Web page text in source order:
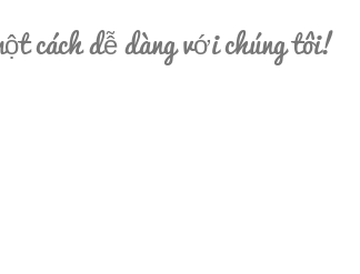
cách dễ dàng với chúng tôi!